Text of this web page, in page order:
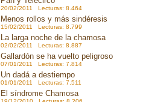
20/02/2011 Lecturas: 8.464
Menos rollos y más sindéresis
15/02/2011 Lecturas: 8.799
La larga noche de la chamosa
02/02/2011 Lecturas: 8.887
Gallardón se ha vuelto peligroso
07/01/2011 Lecturas: 7.814
Un dadá a destiempo
01/01/2011 Lecturas: 7.511
El síndrome Chamosa